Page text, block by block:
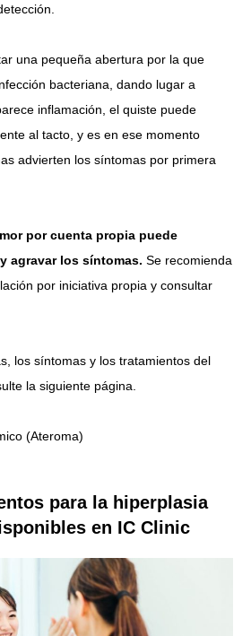
una pequeña abertura por la que
bacteriana, dando lugar a
inflamación, el quiste puede
al tacto, y es en ese momento
advierten los síntomas por primera
por cuenta propia puede
agravar los síntomas. Se recomienda
por iniciativa propia y consultar
los síntomas y los tratamientos del
la siguiente página.
(Ateroma)
para la hiperplasia
en IC Clinic